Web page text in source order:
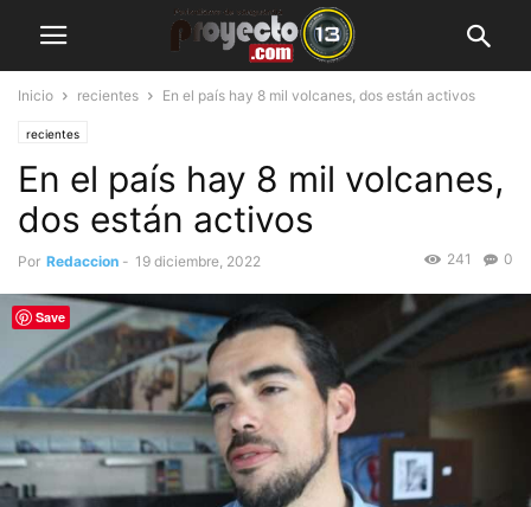
Inicio recientes En el país hay 8 mil volcanes, dos están activos
recientes
En el país hay 8 mil volcanes,
dos están activos
Por Redaccion - 19 diciembre, 2022 0
241
Save